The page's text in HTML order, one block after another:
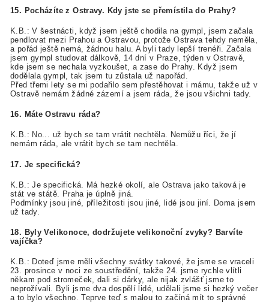
15. Pocházíte z Ostravy. Kdy jste se přemístila do Prahy?
K.B.: V šestnácti, když jsem ještě chodila na gympl, jsem začala
pendlovat mezi Prahou a Ostravou, protože Ostrava tehdy neměla,
a pořád ještě nemá, žádnou halu. A byli tady lepší trenéři. Začala
jsem gympl studovat dálkově, 14 dní v Praze, týden v Ostravě,
kde jsem se nechala vyzkoušet, a zase do Prahy. Když jsem
dodělala gympl, tak jsem tu zůstala už napořád.
Před třemi lety se mi podařilo sem přestěhovat i mámu, takže už v
Ostravě nemám žádné zázemí a jsem ráda, že jsou všichni tady.
16. Máte Ostravu ráda?
K.B.: No... už bych se tam vrátit nechtěla. Nemůžu říci, že jí
nemám ráda, ale vrátit bych se tam nechtěla.
17. Je specifická?
K.B.: Je specifická. Má hezké okolí, ale Ostrava jako taková je
stát ve státě. Praha je úplně jiná.
Podmínky jsou jiné, příležitosti jsou jiné, lidé jsou jiní. Doma jsem
už tady.
18. Byly Velikonoce, dodržujete velikonoční zvyky? Barvíte
vajíčka?
K.B.: Doteď jsme měli všechny svátky takové, že jsme se vraceli
23. prosince v noci ze soustředění, takže 24. jsme rychle vlítli
někam pod stromeček, dali si dárky, ale nijak zvlášť jsme to
neprožívali. Byli jsme dva dospělí lidé, udělali jsme si hezký večer
a to bylo všechno. Teprve teď s malou to začíná mít to správné